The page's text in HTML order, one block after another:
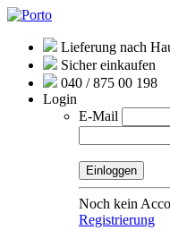
Lieferung nach
Sicher einkaufen
040 / 875 00 198
Login
E-Mail
Noch kein
Registrierung